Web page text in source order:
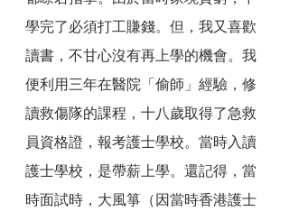
學完了必須打工賺錢。但，我又喜歡
讀書，不甘心沒有再上學的機會。我
便利用三年在醫院「偷師」經驗，修
讀救傷隊的課程，十八歲取得了急救
員資格證，報考護士學校。當時入讀
護士學校，是帶薪上學。還記得，當
時面試時，大風箏（因當時香港護士